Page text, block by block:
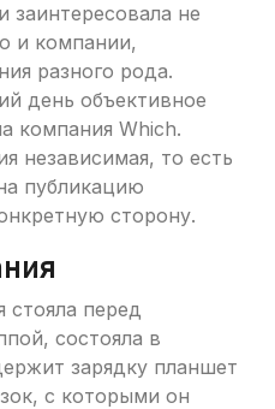
заинтересовала не
и компании,
разного рода.
день объективное
компания Which.
независимая, то есть
публикацию
сторону.
стояла перед
состояла в
зарядку планшет
с которыми он